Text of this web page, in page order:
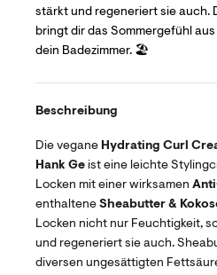
stärkt und regeneriert sie auch.
bringt dir das Sommergefühl
dein Badezimmer. 🏖️
Beschreibung
Die vegane Hydrating Curl
Hank Ge ist eine leichte
Locken mit einer wirksamen
enthaltene Sheabutter &
Locken nicht nur Feuchtigkeit,
und regeneriert sie auch.
diversen ungesättigten